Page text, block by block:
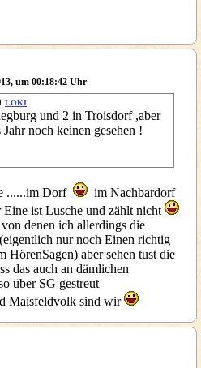
um 00:18:42 Uhr
LOKI
und 2 in Troisdorf ,aber
noch keinen gesehen !
......im Dorf
im Nachbardorf
Eine ist Lusche und zählt nicht
denen ich allerdings die
nur noch Einen richtig
HörenSagen) aber sehen tust die
das auch an dämlichen
über SG gestreut
Maisfeldvolk sind wir